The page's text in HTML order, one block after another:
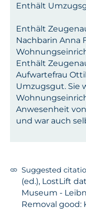
Enthält
Enthält
Nachbarin Anna
Enthält
Aufwartefrau
Umzugsgut. Sie
Anwesenheit
und war auch
Suggested
(ed.), LostLift
Museum -
Removal good: